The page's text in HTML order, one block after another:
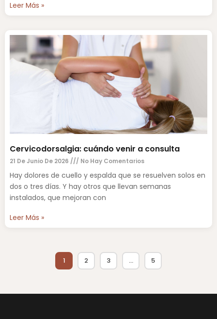
Leer Más »
Cervicodorsalgia: cuándo venir a consulta
21 De Junio De 2026 No Hay Comentarios
Hay dolores de cuello y espalda que se resuelven solos en
dos o tres días. Y hay otros que llevan semanas
instalados, que mejoran con
Leer Más »
1 2 3 … 5